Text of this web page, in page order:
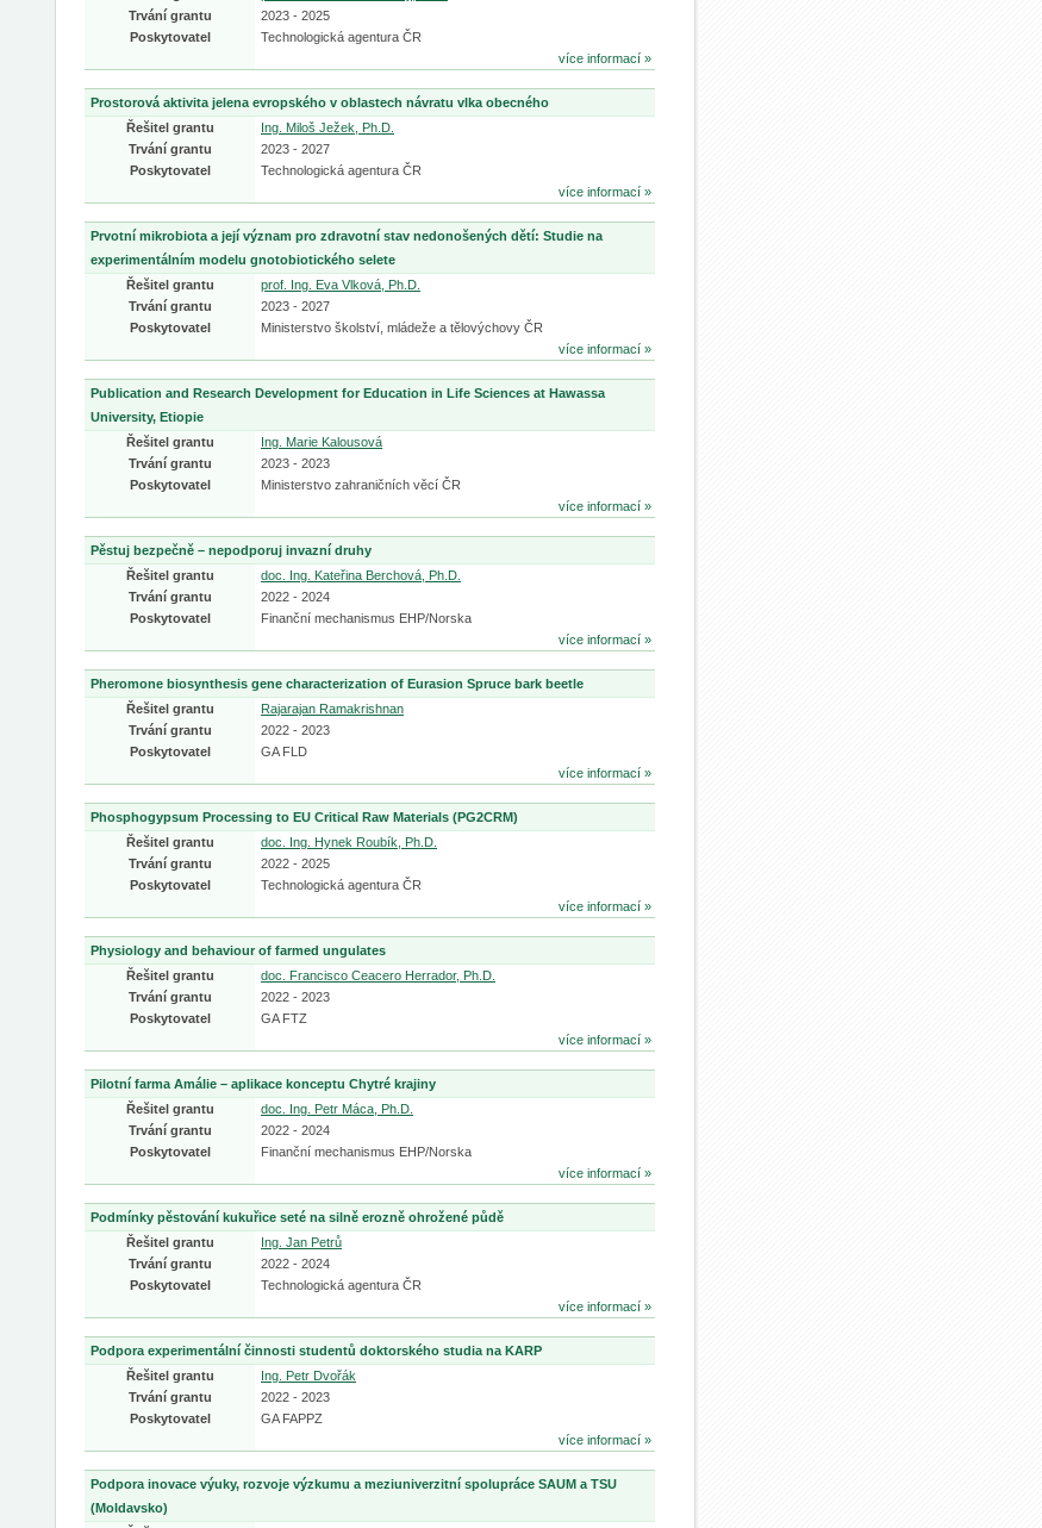
Trvání grantu
2023 - 2025
Poskytovatel
Technologická agentura ČR
více informací »
Prostorová aktivita jelena evropského v oblastech návratu vlka obecného
Řešitel grantu
Ing. Miloš Ježek, Ph.D.
Trvání grantu
2023 - 2027
Poskytovatel
Technologická agentura ČR
více informací »
Prvotní mikrobiota a její význam pro zdravotní stav nedonošených dětí: Studie na
experimentálním modelu gnotobiotického selete
Řešitel grantu
prof. Ing. Eva Vlková, Ph.D.
Trvání grantu
2023 - 2027
Poskytovatel
Ministerstvo školství, mládeže a tělovýchovy ČR
více informací »
Publication and Research Development for Education in Life Sciences at Hawassa
University, Etiopie
Řešitel grantu
Ing. Marie Kalousová
Trvání grantu
2023 - 2023
Poskytovatel
Ministerstvo zahraničních věcí ČR
více informací »
Pěstuj bezpečně – nepodporuj invazní druhy
Řešitel grantu
doc. Ing. Kateřina Berchová, Ph.D.
Trvání grantu
2022 - 2024
Poskytovatel
Finanční mechanismus EHP/Norska
více informací »
Pheromone biosynthesis gene characterization of Eurasion Spruce bark beetle
Řešitel grantu
Rajarajan Ramakrishnan
Trvání grantu
2022 - 2023
Poskytovatel
GA FLD
více informací »
Phosphogypsum Processing to EU Critical Raw Materials (PG2CRM)
Řešitel grantu
doc. Ing. Hynek Roubík, Ph.D.
Trvání grantu
2022 - 2025
Poskytovatel
Technologická agentura ČR
více informací »
Physiology and behaviour of farmed ungulates
Řešitel grantu
doc. Francisco Ceacero Herrador, Ph.D.
Trvání grantu
2022 - 2023
Poskytovatel
GA FTZ
více informací »
Pilotní farma Amálie – aplikace konceptu Chytré krajiny
Řešitel grantu
doc. Ing. Petr Máca, Ph.D.
Trvání grantu
2022 - 2024
Poskytovatel
Finanční mechanismus EHP/Norska
více informací »
Podmínky pěstování kukuřice seté na silně erozně ohrožené půdě
Řešitel grantu
Ing. Jan Petrů
Trvání grantu
2022 - 2024
Poskytovatel
Technologická agentura ČR
více informací »
Podpora experimentální činnosti studentů doktorského studia na KARP
Řešitel grantu
Ing. Petr Dvořák
Trvání grantu
2022 - 2023
Poskytovatel
GA FAPPZ
více informací »
Podpora inovace výuky, rozvoje výzkumu a meziuniverzitní spolupráce SAUM a TSU
(Moldavsko)